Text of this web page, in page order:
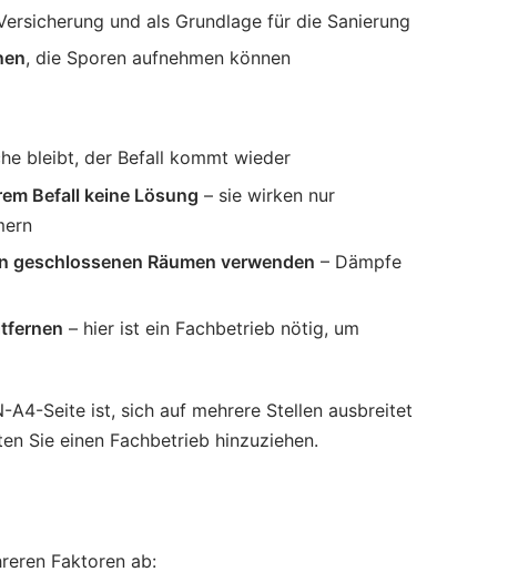
und als Grundlage für die Sanierung
, die Sporen aufnehmen können
bleibt, der Befall kommt wieder
Befall keine Lösung – sie wirken nur
Räumen verwenden – Dämpfe
– hier ist ein Fachbetrieb nötig, um
A4-Seite ist, sich auf mehrere Stellen ausbreitet
Sie einen Fachbetrieb hinzuziehen.
Faktoren ab: